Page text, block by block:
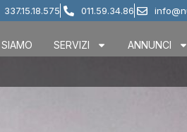
337.15.18.575 011.59.34.86
SERVIZI ANNUNCI